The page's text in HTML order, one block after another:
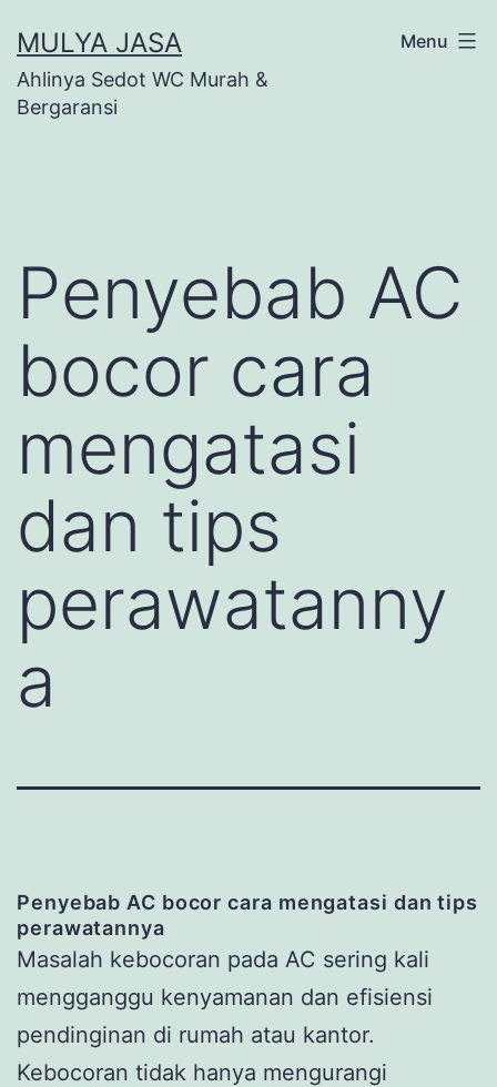
to
content
MULYA JASA
Ahlinya Sedot WC Murah &
Bergaransi
Menu
Penyebab AC
bocor cara
mengatasi
dan tips
perawatanny
a
Penyebab AC bocor cara mengatasi dan tips
perawatannya
Masalah kebocoran pada AC sering kali
mengganggu kenyamanan dan efisiensi
pendinginan di rumah atau kantor.
Kebocoran tidak hanya mengurangi